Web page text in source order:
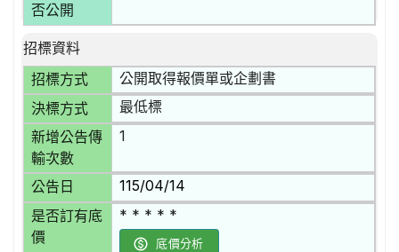
否公開
招標資料
招標方式
公開取得報價單或企劃書
決標方式 最低標
新增公告傳
輸次數
1
公告日 115/04/14
是否訂有底
價
* * * * *
底價分析